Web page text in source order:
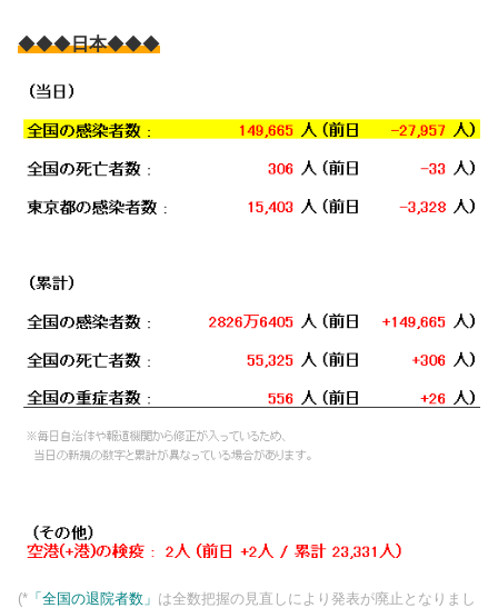
◆◆◆日本◆◆◆
(* 「全国の退院者数」 は全数把握の見直しにより発表が廃止となりまし